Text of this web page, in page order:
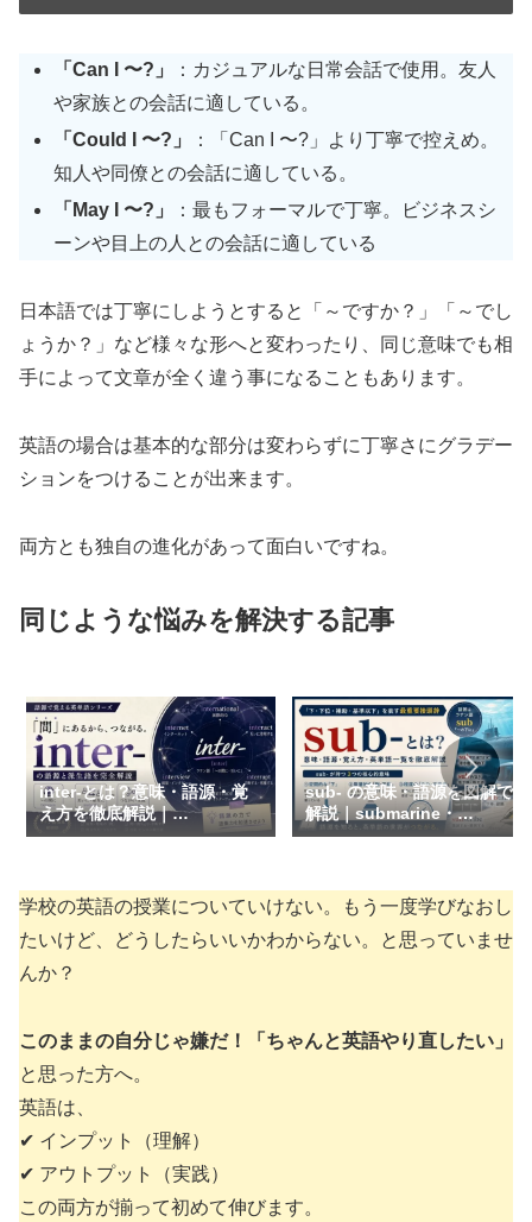
「Can I 〜?」
：カジュアルな日常会話で使用。友人
や家族との会話に適している。
「Could I 〜?」
：「Can I 〜?」より丁寧で控えめ。
知人や同僚との会話に適している。
「May I 〜?」
：最もフォーマルで丁寧。ビジネスシ
ーンや目上の人との会話に適している
日本語では丁寧にしようとすると「～ですか？」「～でし
ょうか？」など様々な形へと変わったり、同じ意味でも相
手によって文章が全く違う事になることもあります。
英語の場合は基本的な部分は変わらずに丁寧さにグラデー
ションをつけることが出来ます。
両方とも独自の進化があって面白いですね。
同じような悩みを解決する記事
inter-とは？意味・語源・覚
え方を徹底解説｜
international・internet・
sub- の意味・語源を図解で
解説｜submarine・
subtitle・subwayが3文字で
学校の英語の授業についていけない。もう一度学びなおし
たいけど、どうしたらいいかわからない。と思っていませ
んか？
このままの自分じゃ嫌だ！「ちゃんと英語やり直したい」
と思った方へ。
英語は、
✔ インプット（理解）
✔ アウトプット（実践）
この両方が揃って初めて伸びます。